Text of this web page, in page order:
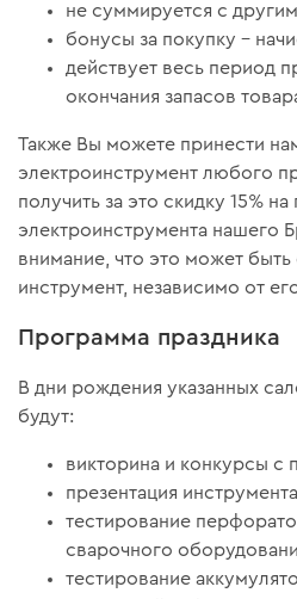
не суммируется с
бонусы за покупку –
действует весь период
окончания запасов
Также Вы можете принести
электроинструмент любого
получить за это скидку 15%
электроинструмента нашего
внимание, что это может
инструмент, независимо от
Программа праздника
В дни рождения указанных
будут:
викторина и конкурсы с
презентация
тестирование
сварочного
тестирование